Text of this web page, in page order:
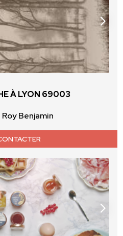
À LYON 69003
Benjamin